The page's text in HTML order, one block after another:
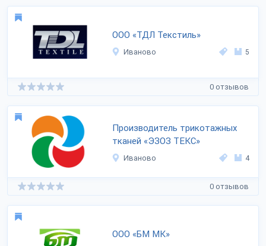
ООО «ТДЛ Текстиль»
Иваново 5
0 отзывов
Производитель трикотажных
тканей «ЭЗОЗ ТЕКС»
Иваново 4
0 отзывов
ООО «БМ МК»